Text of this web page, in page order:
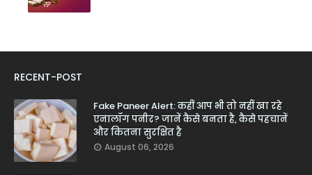
RECENT-POST
Fake Paneer Alert: कहीं आप भी तो नहीं खा रहे
एनालॉग पनीर? जानें कैसे बनता है, कैसे पहचानें
और कितना सुरक्षित है
August 06, 2026